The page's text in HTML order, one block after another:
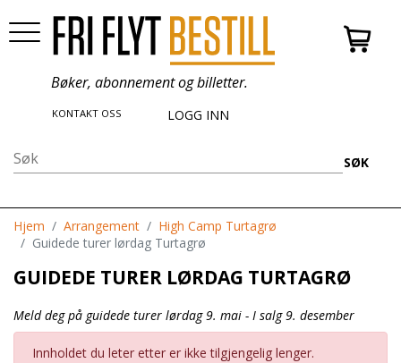
Bøker, abonnement og billetter.
KONTAKT OSS LOGG INN
SØK
Hjem Arrangement
High Camp Turtagrø
Guidede turer lørdag Turtagrø
GUIDEDE TURER LØRDAG TURTAGRØ
Meld deg på guidede turer lørdag 9. mai - I salg 9. desember
Innholdet du leter etter er ikke tilgjengelig lenger.